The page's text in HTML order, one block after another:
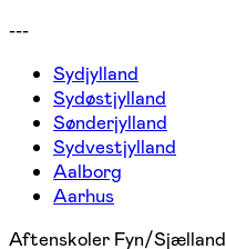
---
Sydjylland
Sydøstjylland
Sønderjylland
Sydvestjylland
Aalborg
Aarhus
Aftenskoler Fyn/Sjælland